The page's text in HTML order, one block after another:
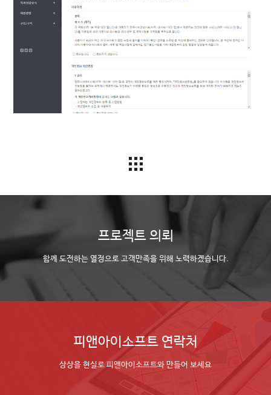
프로젝트 의뢰
함께 도전하는 열정으로 고객만족을 위해 노력하겠습니다.
피앤아이소프트 연락처
상상을 현실로 피앤아이소프트와 만들어 보세요